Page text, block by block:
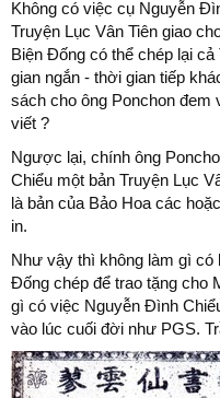
Không có việc cụ Nguyễn
Truyện Lục Vân Tiên giao
Biện Đống có thể chép lại
gian ngắn - thời gian tiếp
sách cho ông Ponchon
viết ?
Ngược lại, chính ông
Chiểu một bản Truyện Lục
là bản của Bảo Hoa các
in.
Như vậy thì không làm gì có
Đống chép để trao tặng cho
gì có việc Nguyễn Đình
vào lúc cuối đời như PGS.